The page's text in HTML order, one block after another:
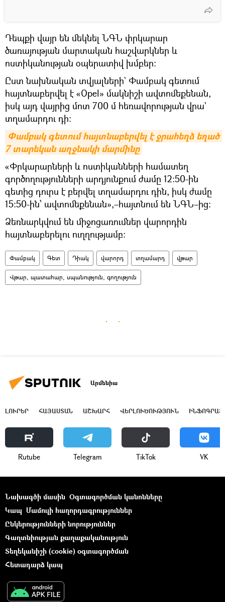
Դեպքի վայր են մեկնել ՆԳՆ փրկարար
ծառայության մարտական հաշվարկներ և
ոստիկանության օպերատիվ խմբեր։
Ըստ նախնական տվյալների` Փամբակ գետում
հայտնաբերվել է «Opel» մակնիշի ավտոմեքենան,
իսկ այդ վայրից մոտ 700 մ հեռավորության վրա`
տղամարդու դի։
Փամբակ գետում հայտնաբերվել է ջրահեղձ եղած
7 տարեկան աղջնակի մարմինը
«Փրկարարների և ոստիկանների համատեղ
գործողությունների արդյունքում ժամը 12։50-ին
գետից դուրս է բերվել տղամարդու դին, իսկ ժամը
15։50-ին՝ ավտոմեքենան»,–հայտնում են ՆԳՆ–ից։
Ձեռնարկվում են միջոցառումներ վարորդին
հայտնաբերելու ուղղությամբ։
Փամբակ Գետ Դիակ վարորդ տղամարդ վթար
Վթար, պատահար, սպանություն, գողություն
Արմենիա
ԼՈՒՐԵՐ ՀԱՅԱՍՏԱՆ ԱՇԽԱՐՀ ՎԵՐԼՈՒԾՈՒԹՅՈՒՆ
Rutube Telegram ТikТоk VK
Նախագծի մասին Օգտագործման կանոնները
Կապ Մամուլի հաղորդագրություններ
Ընկերությունների նորություններ
Գաղտնիության քաղաքականություն
Տեղեկանիշի (cookie) օգտագործման
Հետադարձ կապ